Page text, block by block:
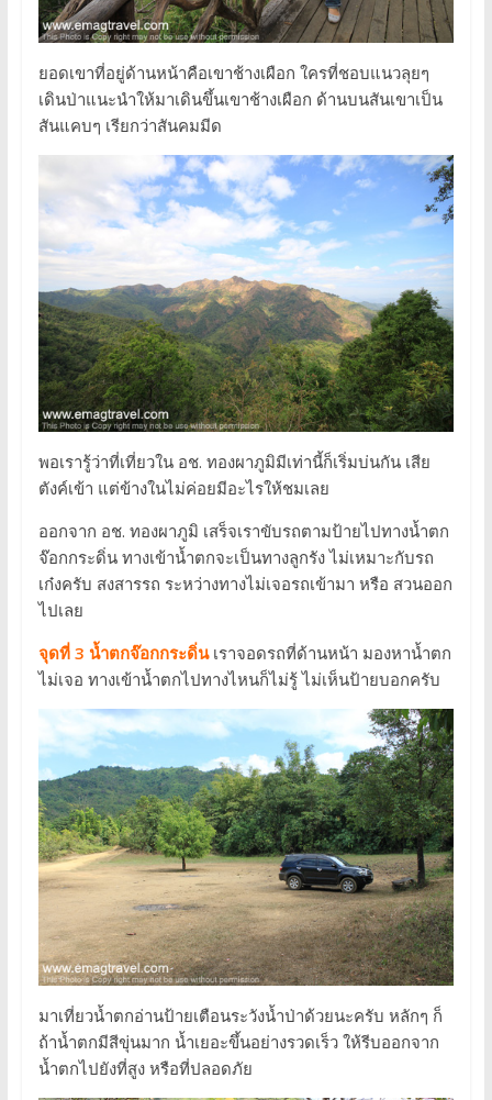
ยอดเขาที่อยู่ด้านหน้าคือเขาช้างเผือก ใครที่ชอบแนวลุยๆ
เดินป่าแนะนำให้มาเดินขึ้นเขาช้างเผือก ด้านบนสันเขาเป็น
สันแคบๆ เรียกว่าสันคมมีด
พอเรารู้ว่าที่เที่ยวใน อช. ทองผาภูมิมีเท่านี้ก็เริ่มบ่นกัน เสีย
ตังค์เข้า แต่ข้างในไม่ค่อยมีอะไรให้ชมเลย
ออกจาก อช. ทองผาภูมิ เสร็จเราขับรถตามป้ายไปทางน้ำตก
จ๊อกกระดิ่น ทางเข้าน้ำตกจะเป็นทางลูกรัง ไม่เหมาะกับรถ
เก๋งครับ สงสารรถ ระหว่างทางไม่เจอรถเข้ามา หรือ สวนออก
ไปเลย
จุดที่ 3 น้ำตกจ๊อกกระดิ่นเราจอดรถที่ด้านหน้า มองหาน้ำตก
ไม่เจอ ทางเข้าน้ำตกไปทางไหนก็ไม่รู้ ไม่เห็นป้ายบอกครับ
มาเที่ยวน้ำตกอ่านป้ายเตือนระวังน้ำป่าด้วยนะครับ หลักๆ ก็
ถ้าน้ำตกมีสีขุ่นมาก น้ำเยอะขึ้นอย่างรวดเร็ว ให้รีบออกจาก
น้ำตกไปยังที่สูง หรือที่ปลอดภัย